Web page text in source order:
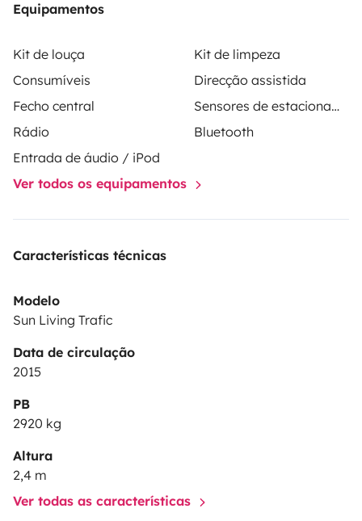
slightly dented bodywork in places. But that only adds
future minor damage. ;)
Equipamentos
Kit de louça
Kit de limpeza
Consumíveis
Direcção assistida
Fecho central
Sensores de estacionamento
Rádio
Bluetooth
Entrada de áudio / iPod
Ver todos os equipamentos
Características técnicas
Modelo
Sun Living Trafic
Data de circulação
2015
PB
2920 kg
Altura
2,4 m
Ver todas as características